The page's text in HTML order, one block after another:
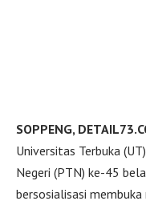
SOPPENG,
Universitas Terbuka
Negeri (PTN) ke-45
bersosialisasi